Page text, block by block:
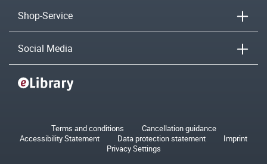
Shop-Service
Social Media
Terms and conditions
Cancellation guidance
Accessibility Statement
Data protection statement
Imprint
Privacy Settings